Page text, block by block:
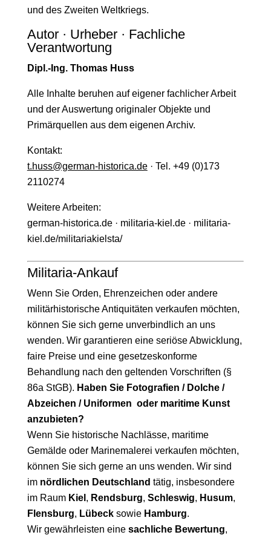
und des Zweiten Weltkriegs.
Autor · Urheber · Fachliche
Verantwortung
Dipl.-Ing. Thomas Huss
Alle Inhalte beruhen auf eigener fachlicher Arbeit
und der Auswertung originaler Objekte und
Primärquellen aus dem eigenen Archiv.
Kontakt:
t.huss@german-historica.de· Tel. +49 (0)173
2110274
Weitere Arbeiten:
german-historica.de · militaria-kiel.de · militaria-
kiel.de/militariakielsta/
Militaria-Ankauf
Wenn Sie Orden, Ehrenzeichen oder andere
militärhistorische Antiquitäten verkaufen möchten,
können Sie sich gerne unverbindlich an uns
wenden. Wir garantieren eine seriöse Abwicklung,
faire Preise und eine gesetzeskonforme
Behandlung nach den geltenden Vorschriften (§
86a StGB). Haben Sie Fotografien / Dolche /
Abzeichen / Uniformen oder maritime Kunst
anzubieten?
Wenn Sie historische Nachlässe, maritime
Gemälde oder Marinemalerei verkaufen möchten,
können Sie sich gerne an uns wenden. Wir sind
im nördlichen Deutschland tätig, insbesondere
im Raum Kiel , Rendsburg, Schleswig, Husum,
Flensburg, Lübecksowie Hamburg.
Wir gewährleisten eine sachliche Bewertung,